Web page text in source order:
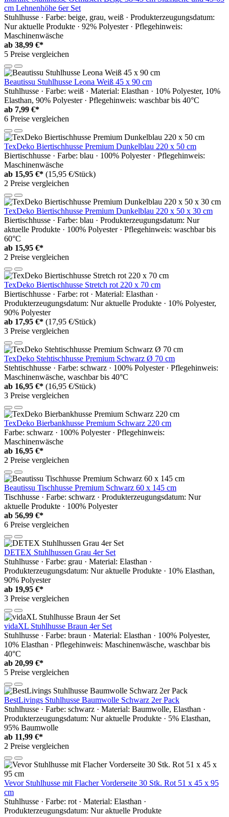
cm Lehnenhöhe 6er Set
Stuhlhusse · Farbe: beige, grau, weiß · Produkterzeugungsdatum:
Nur aktuelle Produkte · 92% Polyester · Pflegehinweis:
Maschinenwäsche
ab 38,99 €*
5 Preise vergleichen
Beautissu Stuhlhusse Leona Weiß 45 x 90 cm
Stuhlhusse · Farbe: weiß · Material: Elasthan · 10% Polyester, 10%
Elasthan, 90% Polyester · Pflegehinweis: waschbar bis 40°C
ab 7,99 €*
6 Preise vergleichen
TexDeko Biertischhusse Premium Dunkelblau 220 x 50 cm
Biertischhusse · Farbe: blau · 100% Polyester · Pflegehinweis:
Maschinenwäsche
ab 15,95 €* (15,95 €/Stück)
2 Preise vergleichen
TexDeko Biertischhusse Premium Dunkelblau 220 x 50 x 30 cm
Biertischhusse · Farbe: blau · Produkterzeugungsdatum: Nur
aktuelle Produkte · 100% Polyester · Pflegehinweis: waschbar bis
60°C
ab 15,95 €*
2 Preise vergleichen
TexDeko Biertischhusse Stretch rot 220 x 70 cm
Biertischhusse · Farbe: rot · Material: Elasthan ·
Produkterzeugungsdatum: Nur aktuelle Produkte · 10% Polyester,
90% Polyester
ab 17,95 €* (17,95 €/Stück)
3 Preise vergleichen
TexDeko Stehtischhusse Premium Schwarz Ø 70 cm
Stehtischhusse · Farbe: schwarz · 100% Polyester · Pflegehinweis:
Maschinenwäsche, waschbar bis 40°C
ab 16,95 €* (16,95 €/Stück)
3 Preise vergleichen
TexDeko Bierbankhusse Premium Schwarz 220 cm
Farbe: schwarz · 100% Polyester · Pflegehinweis:
Maschinenwäsche
ab 16,95 €*
2 Preise vergleichen
Beautissu Tischhusse Premium Schwarz 60 x 145 cm
Tischhusse · Farbe: schwarz · Produkterzeugungsdatum: Nur
aktuelle Produkte · 100% Polyester
ab 56,99 €*
6 Preise vergleichen
DETEX Stuhlhussen Grau 4er Set
Stuhlhusse · Farbe: grau · Material: Elasthan ·
Produkterzeugungsdatum: Nur aktuelle Produkte · 10% Elasthan,
90% Polyester
ab 19,95 €*
3 Preise vergleichen
vidaXL Stuhlhusse Braun 4er Set
Stuhlhusse · Farbe: braun · Material: Elasthan · 100% Polyester,
10% Elasthan · Pflegehinweis: Maschinenwäsche, waschbar bis
40°C
ab 20,99 €*
5 Preise vergleichen
BestLivings Stuhlhusse Baumwolle Schwarz 2er Pack
Stuhlhusse · Farbe: schwarz · Material: Baumwolle, Elasthan ·
Produkterzeugungsdatum: Nur aktuelle Produkte · 5% Elasthan,
95% Baumwolle
ab 11,99 €*
2 Preise vergleichen
Vevor Stuhlhusse mit Flacher Vorderseite 30 Stk. Rot 51 x 45 x 95
cm
Stuhlhusse · Farbe: rot · Material: Elasthan ·
Produkterzeugungsdatum: Nur aktuelle Produkte